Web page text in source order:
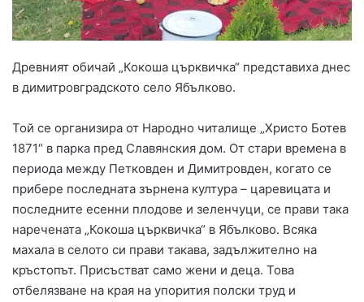
Древният обичай „Кокоша църквичка“ представиха днес
в димитровградското село Ябълково.
Той се организира от Народно читалище „Христо Ботев
1871“ в парка пред Славянския дом. От стари времена в
периода между Петковден и Димитровден, когато се
прибере последната зърнена култура – царевицата и
последните есенни плодове и зеленчуци, се прави така
наречената „Кокоша църквичка“ в Ябълково. Всяка
махала в селото си прави такава, задължително на
кръстопът. Присъстват само жени и деца. Това
отбелязване на края на упорития полски труд и